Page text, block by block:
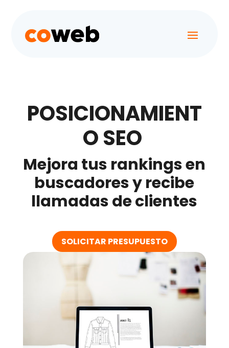
POSICIONAMIENT
O SEO
Mejora tus rankings en
buscadores y recibe
llamadas de clientes
SOLICITAR PRESUPUESTO